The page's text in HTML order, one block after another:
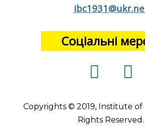
Соціальні
Copyrights © 2019, Institute of
Rights Reserved.